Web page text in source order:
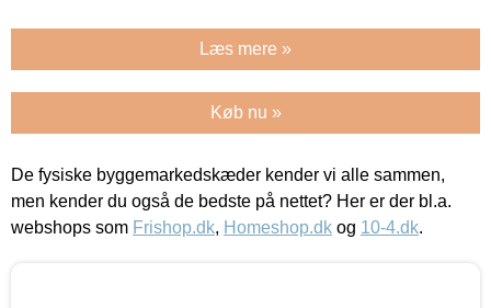
Læs mere »
Køb nu »
De fysiske byggemarkedskæder kender vi alle sammen,
men kender du også de bedste på nettet? Her er der bl.a.
webshops som Frishop.dk, Homeshop.dk og 10-4.dk.